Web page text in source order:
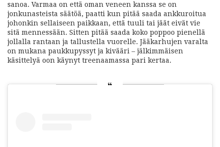
sanoa. Varmaa on että oman veneen kanssa se on
jonkunasteista säätöä, paatti kun pitää saada ankkuroitua
johonkin sellaiseen paikkaan, että tuuli tai jäät eivät vie
sitä mennessään. Sitten pitää saada koko poppoo pienellä
jollalla rantaan ja tallustella vuorelle. Jääkarhujen varalta
on mukana paukkupyssyt ja kivääri – jälkimmäisen
käsittelyä oon käynyt treenaamassa pari kertaa.